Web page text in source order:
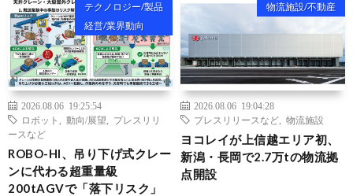
テクノロジー/製品
経営/業界動向
2026.08.06 19:25:54
ロボット
動向/展望
プレスリリ
ースなど
ROBO-HI、吊り下げ式クレー
ンに代わる超重量級
200tAGVで「落下リスク」
物流施設/不動産
2026.08.06 19:04:28
プレスリリースなど
物流施設
ヨコレイが上信越エリア初、
新潟・長岡で2.7万tの物流拠
点開設